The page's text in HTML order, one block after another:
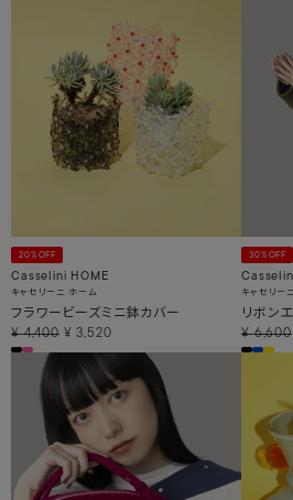
20%OFF
Casselini HOME
キャセリーニ ホーム
フラワービーズミニ鉢カバー
¥ 4,400 ¥ 3,520
30%OFF
キャセリーニ
リボン
¥ 6,600